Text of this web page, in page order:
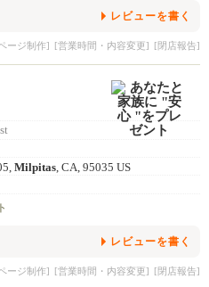
レビューを書く
ージ制作] [営業時間・内容変更] [閉店報告]
Milpitas, CA, 95035 US
レビューを書く
ージ制作] [営業時間・内容変更] [閉店報告]